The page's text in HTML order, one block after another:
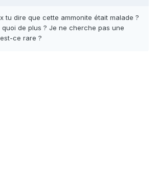
tu dire que cette ammonite était malade ?
quoi de plus ? Je ne cherche pas une
ce rare ?